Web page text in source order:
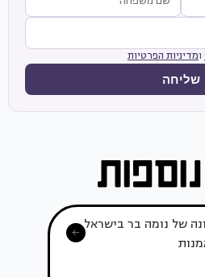
ומדיניות הפרטיות
שליחה